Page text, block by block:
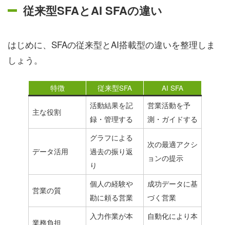
従来型SFAとAI SFAの違い
はじめに、SFAの従来型とAI搭載型の違いを整理しま
しょう。
特徴 従来型SFA AI SFA
主な役割
活動結果を記
録・管理する
営業活動を予
測・ガイドする
データ活用
グラフによる
過去の振り返
り
次の最適アクシ
ョンの提示
営業の質
個人の経験や
勘に頼る営業
成功データに基
づく営業
業務負担
入力作業が本
自動化により本